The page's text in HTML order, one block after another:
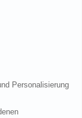
Personalisierung